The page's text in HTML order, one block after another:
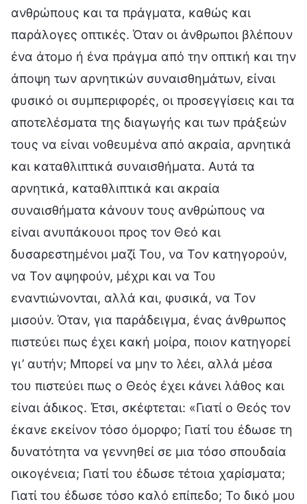
ανθρώπους και τα πράγματα, καθώς και
παράλογες οπτικές. Όταν οι άνθρωποι βλέπουν
ένα άτομο ή ένα πράγμα από την οπτική και την
άποψη των αρνητικών συναισθημάτων, είναι
φυσικό οι συμπεριφορές, οι προσεγγίσεις και τα
αποτελέσματα της διαγωγής και των πράξεών
τους να είναι νοθευμένα από ακραία, αρνητικά
και καταθλιπτικά συναισθήματα. Αυτά τα
αρνητικά, καταθλιπτικά και ακραία
συναισθήματα κάνουν τους ανθρώπους να
είναι ανυπάκουοι προς τον Θεό και
δυσαρεστημένοι μαζί Του, να Τον κατηγορούν,
να Τον αψηφούν, μέχρι και να Του
εναντιώνονται, αλλά και, φυσικά, να Τον
μισούν. Όταν, για παράδειγμα, ένας άνθρωπος
πιστεύει πως έχει κακή μοίρα, ποιον κατηγορεί
γι’ αυτήν; Μπορεί να μην το λέει, αλλά μέσα
του πιστεύει πως ο Θεός έχει κάνει λάθος και
είναι άδικος. Έτσι, σκέφτεται: «Γιατί ο Θεός τον
έκανε εκείνον τόσο όμορφο; Γιατί του έδωσε τη
δυνατότητα να γεννηθεί σε μια τόσο σπουδαία
οικογένεια; Γιατί του έδωσε τέτοια χαρίσματα;
Γιατί του έδωσε τόσο καλό επίπεδο; Το δικό μου